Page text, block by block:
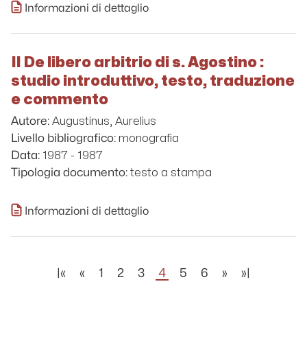
Informazioni di dettaglio
Il De libero arbitrio di s. Agostino :
studio introduttivo, testo, traduzione
e commento
Autore: Augustinus, Aurelius
Livello bibliografico: monografia
Data: 1987 - 1987
Tipologia documento: testo a stampa
Informazioni di dettaglio
|« « 1 2 3 4 5 6 » »|